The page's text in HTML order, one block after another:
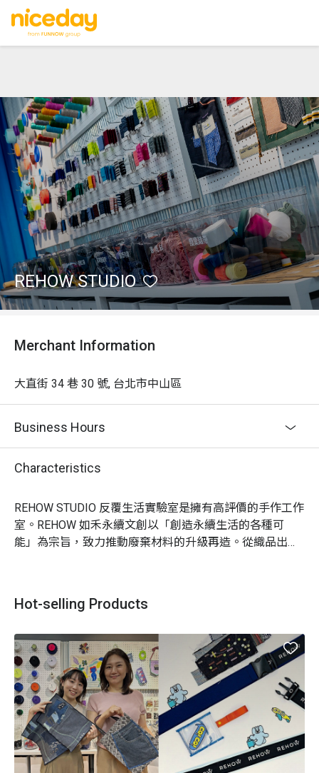
REHOW STUDIO
Merchant Information
大直街 34 巷 30 號, 台北市中山區
Business Hours
Characteristics
REHOW STUDIO 反覆生活實驗室是擁有高評價的手作工作
室。REHOW 如禾永續文創以「創造永續生活的各種可
能」為宗旨，致力推動廢棄材料的升級再造。從織品出
REHOW STUDIO 反覆生活實驗室體驗內容：一日設計師體
計與製作的成就感，實現創意想像給廢物們一個新生命！
REHOW STUDIO 反覆生活實驗室評價：Facebook 5 星好
評
REHOW STUDIO 反覆生活實驗室推薦：交通便利，捷運大
直站 1 號出口，步行 5 分鐘即可抵達。
Copyright @ REHOW / 如禾永續文創股份有限公司 / 統一
編號：85111127
REHOW STUDIO 反覆生活實驗室預約、REHOW STUDIO
Hot-selling Products